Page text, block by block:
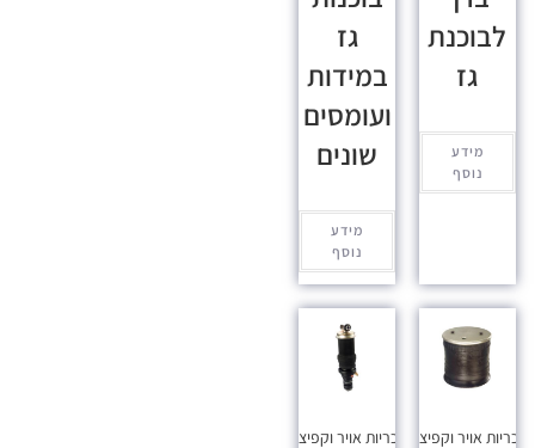
לבוכנת
גז
מידע
נוסף
גז
במידות
ועומסים
שונים
מידע
נוסף
כריות אויר וקפיצי
כריות אויר וקפיצי